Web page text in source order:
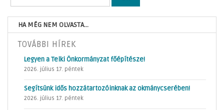
HA MÉG NEM OLVASTA...
TOVÁBBI HÍREK
Legyen a Telki Önkormányzat főépítésze!
2026. július 17. péntek
Segítsünk idős hozzátartozóinknak az okmánycserében!
2026. július 17. péntek